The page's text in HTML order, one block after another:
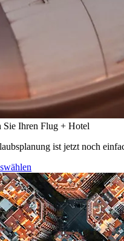
Sie Ihren Flug + Hotel
ist jetzt noch